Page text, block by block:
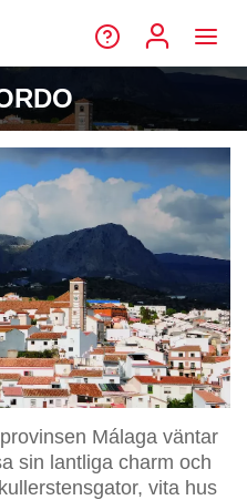
Málaga väntar
sin lantliga charm och
vita hus